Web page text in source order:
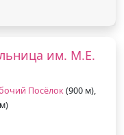
им. М.Е.
Посёлок(900 м),